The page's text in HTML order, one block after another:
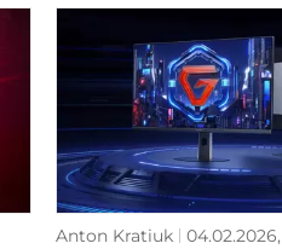
Anton Kratiuk 04.02.2026,